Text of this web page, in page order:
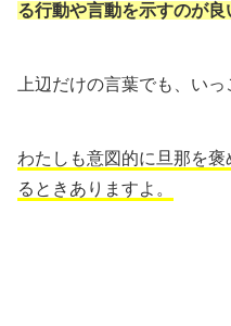
る行動や言動を示すのが良
上辺だけの言葉でも、い
わたしも意図的に旦那を
るときありますよ。